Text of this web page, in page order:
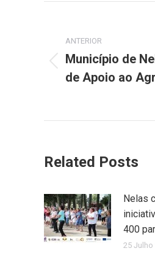
navigation
ANTERIOR
Previous
post:
Município de
de Apoio ao
Related Posts
Nelas
400
25 Julho